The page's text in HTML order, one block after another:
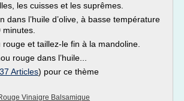
les cuisses et les suprêmes.
dans l’huile d’olive, à basse température
et taillez-le fin à la mandoline.
rouge dans l’huile...
Articles) pour ce thème
Vinaigre Balsamique